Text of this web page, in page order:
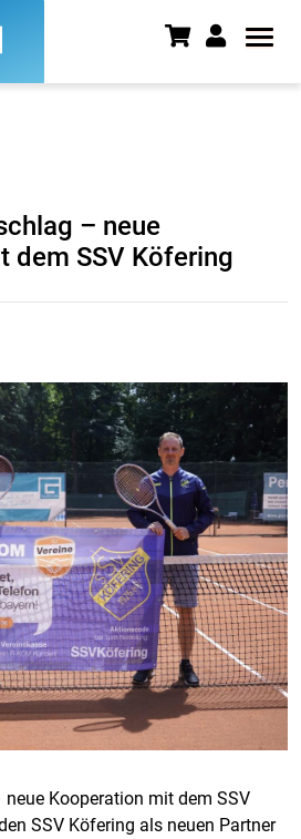
– neue
dem SSV Köfering
Kooperation mit dem SSV
SSV Köfering als neuen Partner